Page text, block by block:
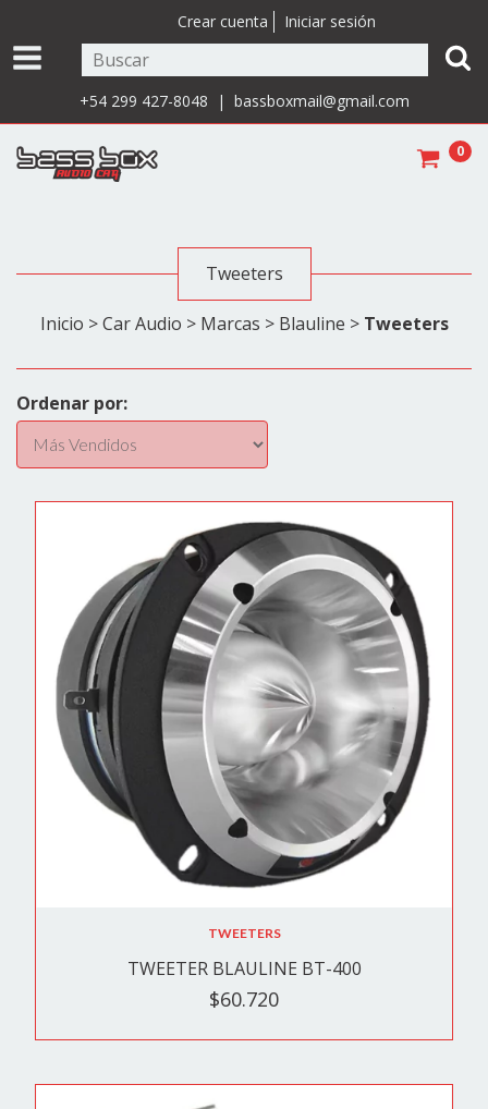
Crear cuenta Iniciar sesión
+54 299 427-8048 | bassboxmail@gmail.com
0
Tweeters
Inicio > Car Audio > Marcas > Blauline > Tweeters
Ordenar por:
TWEETERS
TWEETER BLAULINE BT-400
$60.720